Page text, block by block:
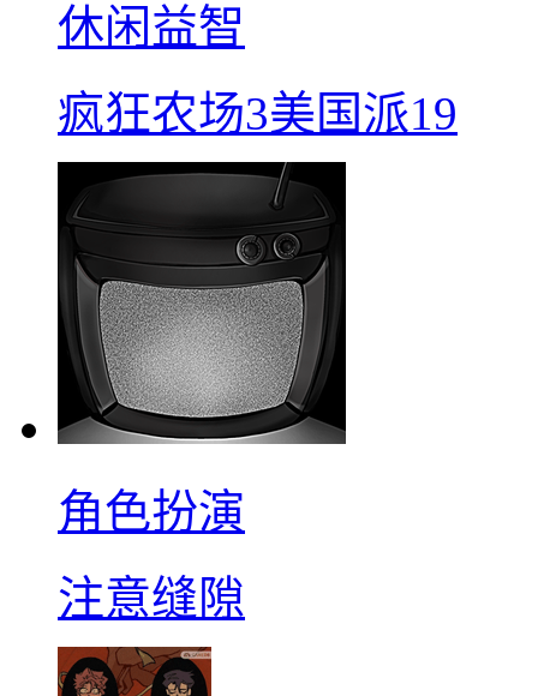
休闲益智
疯狂农场3美国派19
角色扮演
注意缝隙